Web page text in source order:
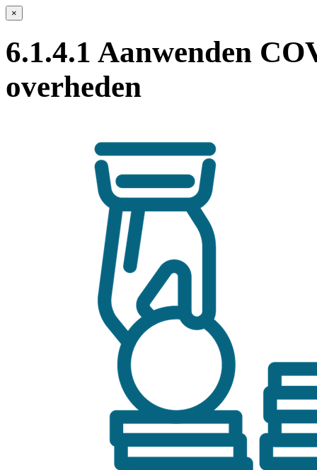
×
6.1.4.1 Aanwenden
overheden